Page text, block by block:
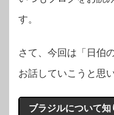
す。
さて、今回は「日伯
お話していこうと思
ブラジルについて